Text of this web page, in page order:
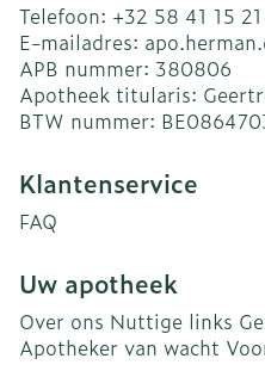
Telefoon: +32 58 41 15 21
E-mailadres:
APB nummer: 380806
Apotheek titularis:
BTW nummer:
Klantenservice
FAQ
Uw apotheek
Over ons Nuttige links
Apotheker van wacht